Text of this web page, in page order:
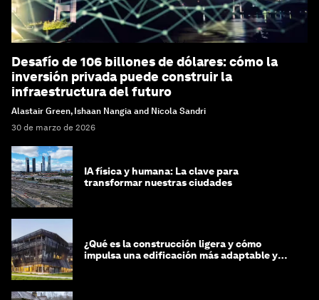
Desafío de 106 billones de dólares: cómo la
inversión privada puede construir la
infraestructura del futuro
Alastair Green, Ishaan Nangia and Nicola Sandri
30 de marzo de 2026
IA física y humana: La clave para
transformar nuestras ciudades
¿Qué es la construcción ligera y cómo
impulsa una edificación más adaptable y